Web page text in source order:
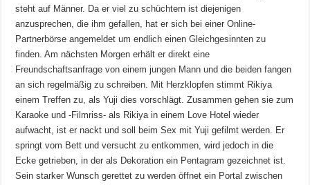
steht auf Männer. Da er viel zu schüchtern ist diejenigen
anzusprechen, die ihm gefallen, hat er sich bei einer Online-
Partnerbörse angemeldet um endlich einen Gleichgesinnten zu
finden. Am nächsten Morgen erhält er direkt eine
Freundschaftsanfrage von einem jungen Mann und die beiden fangen
an sich regelmäßig zu schreiben. Mit Herzklopfen stimmt Rikiya
einem Treffen zu, als Yuji dies vorschlägt. Zusammen gehen sie zum
Karaoke und -Filmriss- als Rikiya in einem Love Hotel wieder
aufwacht, ist er nackt und soll beim Sex mit Yuji gefilmt werden. Er
springt vom Bett und versucht zu entkommen, wird jedoch in die
Ecke getrieben, in der als Dekoration ein Pentagram gezeichnet ist.
Sein starker Wunsch gerettet zu werden öffnet ein Portal zwischen